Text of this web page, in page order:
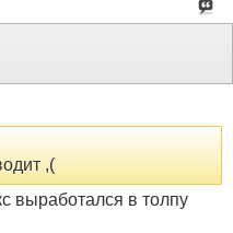
,(
выработался в толпу